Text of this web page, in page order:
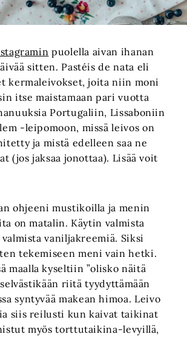
puolella aivan ihanan
sitten. Pastéis de nata eli
kermaleivokset, joita niin moni
itse maistamaan pari vuotta
Portugaliin, Lissaboniin
-leipomoon, missä leivos on
ja mistä edelleen saa ne
(jos jaksaa jonottaa). Lisää voit
ohjeeni mustikoilla ja menin
on matalin. Käytin valmista
vaniljakreemiä. Siksi
tekemiseen meni vain hetki.
maalla kyseltiin ”olisko näitä
riitä tyydyttämään
syntyvää makean himoa. Leivo
siis reilusti kun kaivat taikinat
myös torttutaikina-levyillä,